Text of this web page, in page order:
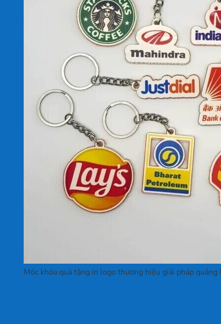
Móc khóa quà tặng in logo thương hiệu giải pháp